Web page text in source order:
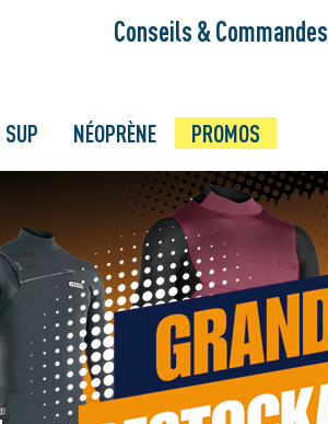
Conseils & Commandes
SUP NÉOPRÈNE PROMOS